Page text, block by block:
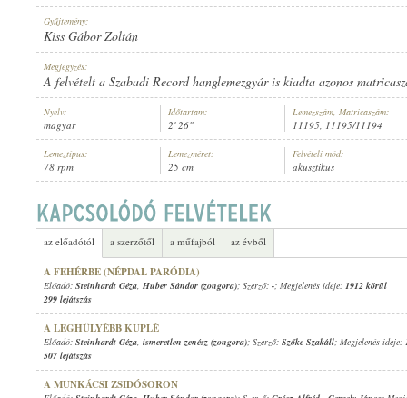
STEINHARDT GÉZA,HUBER SÁNDOR (ZONGORA)
LEMEZSZÁM:
Gyűjtemény:
Kiss Gábor Zoltán
Megjegyzés:
A felvételt a Szabadi Record hanglemezgyár is kiadta azonos
Nyelv:
magyar
Időtartam:
2' 26"
Lemezszám, Matricaszám:
11195, 11195/11194
Lemeztípus:
78 rpm
Lemezméret:
25 cm
Felvételi mód:
akusztikus
az előadótól a szerzőtől a műfajból az évből
A FEHÉRBE (NÉPDAL PARÓDIA)
Előadó: Steinhardt Géza, Huber Sándor (zongora); Szerző: -; Megjelenés ideje: 1912 körül
299 lejátszás
A LEGHÜLYÉBB KUPLÉ
Előadó: Steinhardt Géza, ismeretlen zenész (zongora); Szerző: Szőke Szakáll; Megjelenés ideje:
507 lejátszás
A MUNKÁCSI ZSIDÓSORON